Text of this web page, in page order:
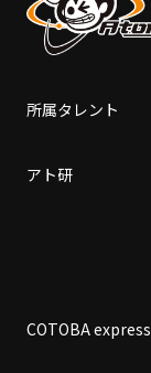
所属タレント
アト研
COTOBA express